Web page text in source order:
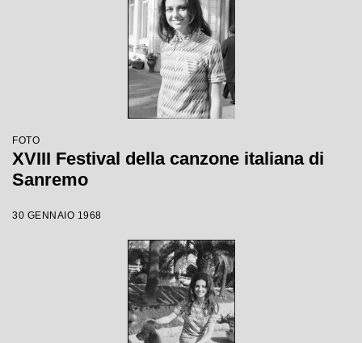
FOTO
XVIII Festival della canzone italiana di
Sanremo
30 GENNAIO 1968